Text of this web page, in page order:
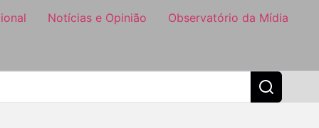
Notícias e Opinião Observatório da Mídia